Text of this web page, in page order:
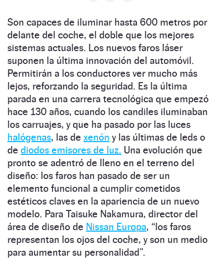
Son capaces de iluminar hasta 600 metros por
delante del coche, el doble que los mejores
sistemas actuales. Los nuevos faros láser
suponen la última innovación del automóvil.
Permitirán a los conductores ver mucho más
lejos, reforzando la seguridad. Es la última
parada en una carrera tecnológica que empezó
hace 130 años, cuando los candiles iluminaban
los carruajes, y que ha pasado por las luces
halógenas, las de xenón y las últimas de leds o
de diodos emisores de luz. Una evolución que
pronto se adentró de lleno en el terreno del
diseño: los faros han pasado de ser un
elemento funcional a cumplir cometidos
estéticos claves en la apariencia de un nuevo
modelo. Para Taisuke Nakamura, director del
área de diseño de Nissan Europa, “los faros
representan los ojos del coche, y son un medio
para aumentar su personalidad”.